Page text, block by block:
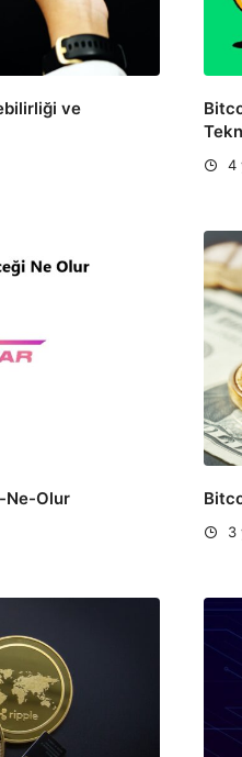
ve
4
Ne-Olur
3